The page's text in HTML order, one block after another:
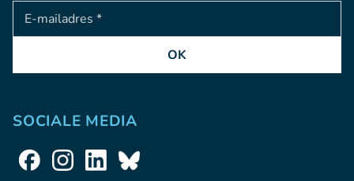
Adresse e-mail
OK
SOCIALE MEDIA